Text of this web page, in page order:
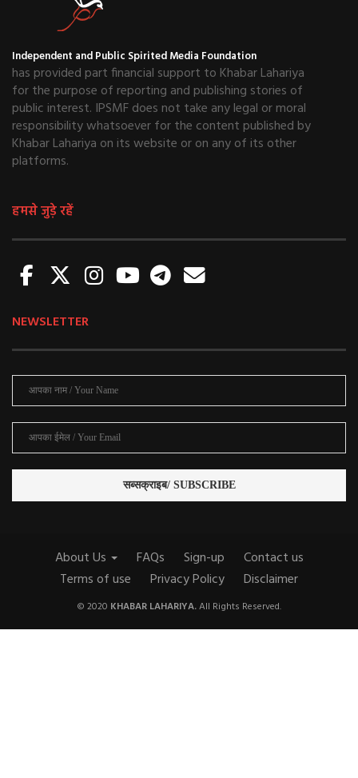
Independent and Public Spirited Media Foundation
has provided part financial support to Khabar Lahariya
for the purpose of reporting and publishing stories of
public interest. IPSMF does not take any legal or moral
responsibility whatsoever for the content published by
Khabar Lahariya on its website or on any of its other
platforms.
हमसे जुड़े रहें
NEWSLETTER
About Us FAQs Sign-up
Contact us
Terms of use
Privacy Policy Disclaimer
© 2020 KHABAR LAHARIYA.All Rights Reserved.